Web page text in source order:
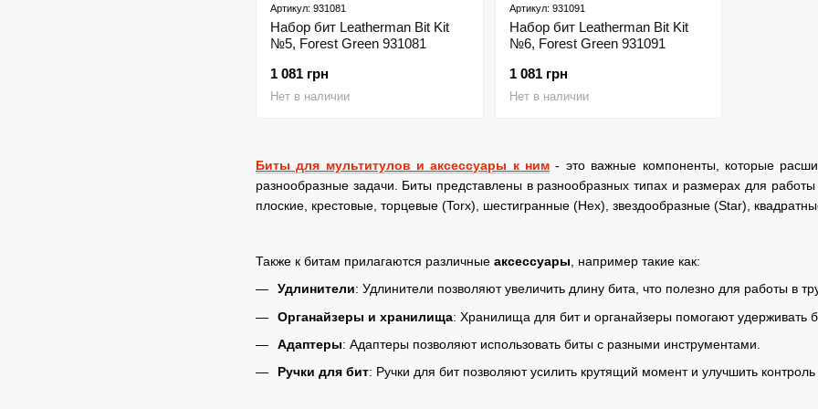
Биты для мультитулов и аксессуары к ним - это важные компоненты, которые
разнообразные задачи. Биты представлены в разнообразных типах и размерах для
плоские, крестовые, торцевые (Torx), шестигранные (Hex), звездообразные (Star),
Также к битам прилагаются различные аксессуары , например такие как:
Удлинители: Удлинители позволяют увеличить длину бита, что полезно для работы в
Органайзеры и хранилища: Хранилища для бит и органайзеры помогают
Адаптеры: Адаптеры позволяют использовать биты с разными инструментами.
Ручки для бит: Ручки для бит позволяют усилить крутящий момент и улучшить
Артикул: 931081
Набор бит Leatherman Bit Kit
№5, Forest Green 931081
1 081 грн
Нет в наличии
Артикул: 931091
Набор бит Leatherman Bit Kit
№6, Forest Green 931091
1 081 грн
Нет в наличии